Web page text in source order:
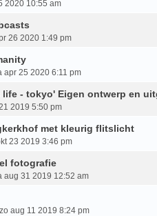
2020 10:55 am
26 2020 1:49 pm
apr 25 2020 6:11 pm
life - tokyo' Eigen ontwerp en
2019 5:50 pm
met kleurig flitslicht
23 2019 3:46 pm
fotografie
aug 31 2019 12:52 am
aug 11 2019 8:24 pm